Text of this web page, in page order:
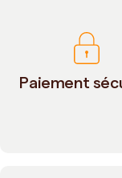
Paiement